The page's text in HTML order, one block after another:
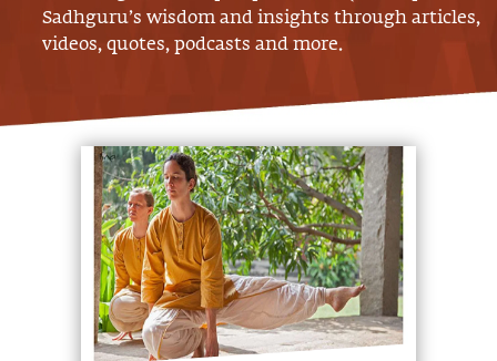
Sadhguru’s wisdom and insights through articles,
videos, quotes, podcasts and more.